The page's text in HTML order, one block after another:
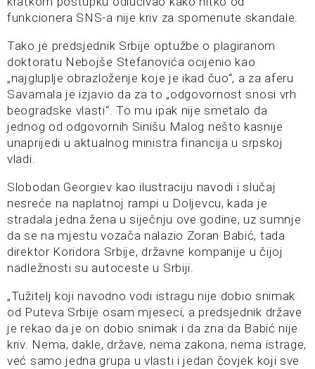
funkcionera SNS-a nije kriv za spomenute skandale.
Tako je predsjednik Srbije optužbe o plagiranom
doktoratu Nebojše Stefanovića ocijenio kao
„najgluplje obrazloženje koje je ikad čuo“, a za aferu
Savamala je izjavio da za to „odgovornost snosi vrh
beogradske vlasti“. To mu ipak nije smetalo da
jednog od odgovornih Sinišu Malog nešto kasnije
unaprijedi u aktualnog ministra financija u srpskoj
vladi.
Slobodan Georgiev kao ilustraciju navodi i slučaj
nesreće na naplatnoj rampi u Doljevcu, kada je
stradala jedna žena u siječnju ove godine, uz sumnje
da se na mjestu vozača nalazio Zoran Babić, tada
direktor Koridora Srbije, državne kompanije u čijoj
nadležnosti su autoceste u Srbiji.
„Tužitelj koji navodno vodi istragu nije dobio snimak
od Puteva Srbije osam mjeseci, a predsjednik države
je rekao da je on dobio snimak i da zna da Babić nije
kriv. Nema, dakle, države, nema zakona, nema istrage,
već samo jedna grupa u vlasti i jedan čovjek koji sve